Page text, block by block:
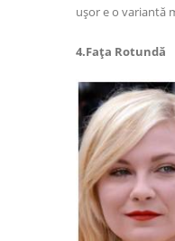
ușor e o variantă
4.Fața Rotundă